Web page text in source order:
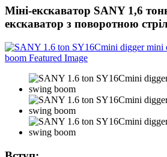
Міні-екскаватор SANY 1,6
екскаватор з поворотною